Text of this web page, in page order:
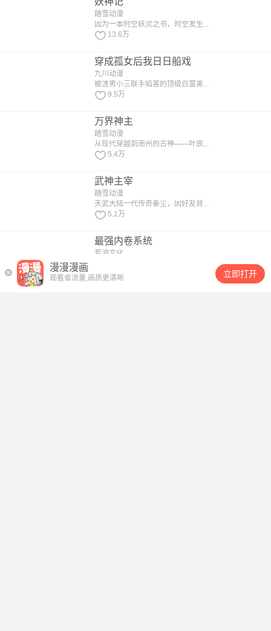
踏雪动漫
因为一本时空妖灵之书，时空发生...
13.6万
穿成孤女后我日日船戏
九川动漫
被渣男小三联手陷害的顶级白富美...
9.5万
万界神主
踏雪动漫
从现代穿越到南州的古神——叶辰...
5.4万
武神主宰
踏雪动漫
天武大陆一代传奇秦尘，因好友背...
5.1万
最强内卷系统
若鸿文化
4.2万
漫漫漫画
观看省流量,画质更清晰 立即打开